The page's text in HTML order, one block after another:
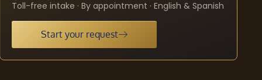
Toll-free intake · By appointment · English & Spanish
Start your request